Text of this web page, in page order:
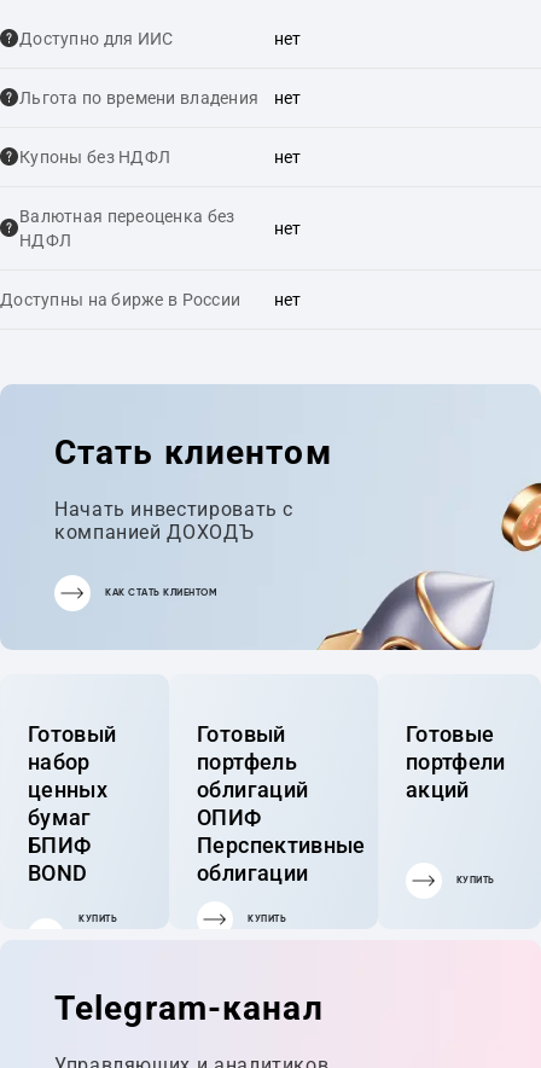
Доступно для ИИС нет
Льгота по времени владения нет
Купоны без НДФЛ нет
Валютная переоценка без
НДФЛ
нет
Доступны на бирже в России нет
Стать клиентом
Начать инвестировать с
компанией ДОХОДЪ
КАК СТАТЬ КЛИЕНТОМ
Готовый
набор
ценных
бумаг
БПИФ
BOND
КУПИТЬ
Готовый
портфель
облигаций
ОПИФ
Перспективные
облигации
КУПИТЬ
Готовые
портфели
акций
КУПИТЬ
Telegram-канал